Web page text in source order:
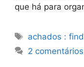
que há para
Etiquetas
achados :
2 comentários